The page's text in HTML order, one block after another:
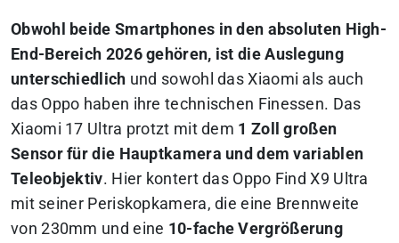
Obwohl beide Smartphones in den absoluten High-
End-Bereich 2026 gehören, ist die Auslegung
unterschiedlich und sowohl das Xiaomi als auch
das Oppo haben ihre technischen Finessen. Das
Xiaomi 17 Ultra protzt mit dem 1 Zoll großen
Sensor für die Hauptkamera und dem variablen
Teleobjektiv. Hier kontert das Oppo Find X9 Ultra
mit seiner Periskopkamera, die eine Brennweite
von 230mm und eine 10-fache Vergrößerung